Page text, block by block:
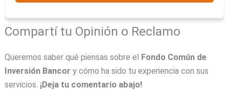
Compartí tu Opinión o Reclamo
Queremos saber qué piensas sobre el Fondo Común de
Inversión Bancor y cómo ha sido tu experiencia con sus
servicios. ¡Deja tu comentario abajo!